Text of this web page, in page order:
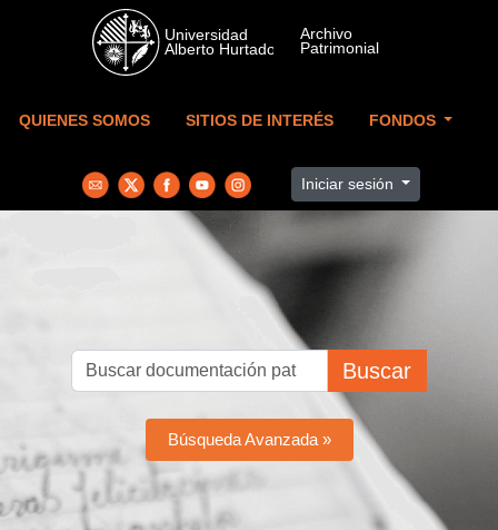
Skip to main content
QUIENES SOMOS SITIOS DE INTERÉS FONDOS
Iniciar sesión
Buscar
Búsqueda Avanzada »